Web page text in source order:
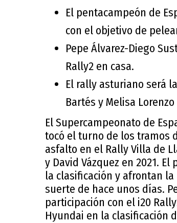
El pentacampeón de
con el objetivo de
Pepe Álvarez-Diego
Rally2 en casa.
El rally asturiano será
Bartés y Melisa
El Supercampeonato de
tocó el turno de los tramos
asfalto en el Rally Villa de
y David Vázquez en 2021.
la clasificación y afrontan
suerte de hace unos días.
participación con el i20
Hyundai en la clasificación